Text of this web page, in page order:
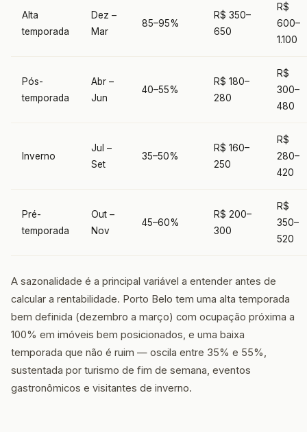
Alta
temporada
Dez –
Mar
85–95%
R$ 350–
650
R$
600–
1.100
Pós-
temporada
Abr –
Jun
40–55%
R$ 180–
280
R$
300–
480
Inverno
Jul –
Set
35–50%
R$ 160–
250
R$
280–
420
Pré-
temporada
Out –
Nov
45–60%
R$ 200–
300
R$
350–
520
A sazonalidade é a principal variável a entender antes de
calcular a rentabilidade. Porto Belo tem uma alta temporada
bem definida (dezembro a março) com ocupação próxima a
100% em imóveis bem posicionados, e uma baixa
temporada que não é ruim — oscila entre 35% e 55%,
sustentada por turismo de fim de semana, eventos
gastronômicos e visitantes de inverno.